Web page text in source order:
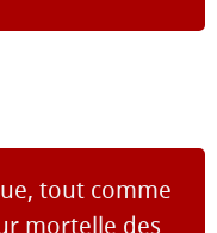
tout comme
mortelle des